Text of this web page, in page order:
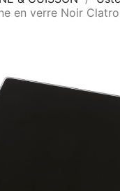
en verre Noir